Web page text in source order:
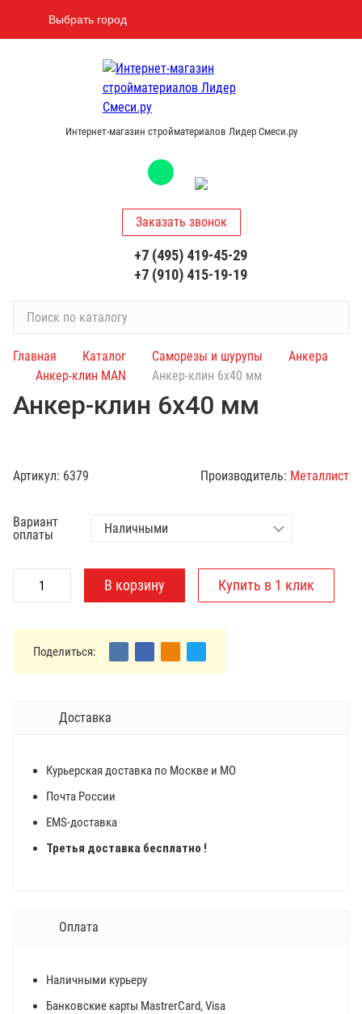
Выбрать город
Интернет-магазин стройматериалов Лидер Смеси.ру
и
п
т
л
о
Заказать звонок
+7 (495) 419-45-29
+7 (910) 415-19-19
Главная Каталог Саморезы и шурупы
Анкера
Анкер-клин MAN
Анкер-клин 6x40 мм
Анкер-клин 6x40 мм
Артикул: 6379 Производитель: Металлист
Вариант
оплаты
Поделиться:
Доставка
Курьерская доставка по Москве и МО
Почта России
EMS-доставка
Третья доставка бесплатно !
Оплата
Наличными курьеру
Банковские карты MastrerCard, Visa